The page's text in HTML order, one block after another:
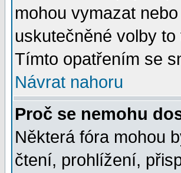
mohou vymazat
uskutečněné volby
Tímto opatřením se
Návrat nahoru
Proč se nemohu
Některá fóra mohou
čtení, prohlížení,